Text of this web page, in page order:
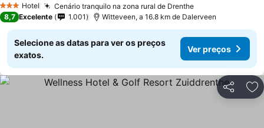
3 EstrelasHotel Cenário tranquilo na zona rural de Drenthe
8,7 Excelente 1.001 Witteveen, a 16.8 km de Dalerveen
Selecione as datas para ver os preços
exatos.
Ver preços
Partilhar